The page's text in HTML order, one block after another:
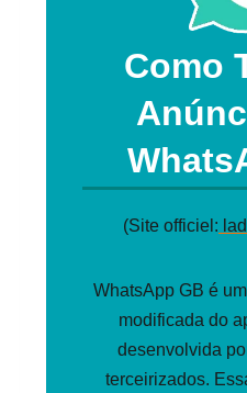
Como
(Site officiel:
WhatsApp GB é
modificada do
desenvolvida
terceirizados.